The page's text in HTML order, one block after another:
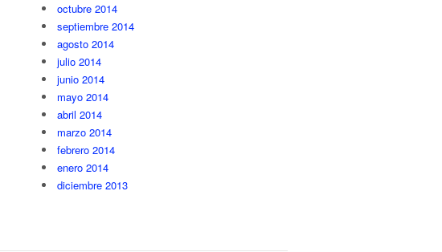
octubre 2014
septiembre 2014
agosto 2014
julio 2014
junio 2014
mayo 2014
abril 2014
marzo 2014
febrero 2014
enero 2014
diciembre 2013